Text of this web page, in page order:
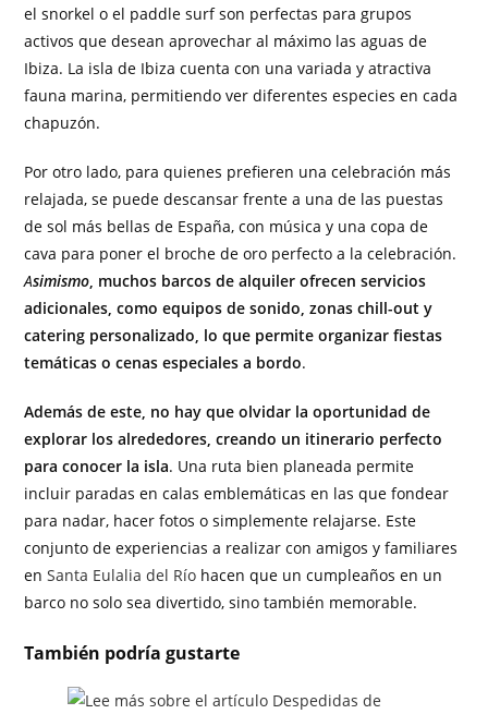
el snorkel o el paddle surf son perfectas para grupos
activos que desean aprovechar al máximo las aguas de
Ibiza. La isla de Ibiza cuenta con una variada y atractiva
fauna marina, permitiendo ver diferentes especies en cada
chapuzón.
Por otro lado, para quienes prefieren una celebración más
relajada, se puede descansar frente a una de las puestas
de sol más bellas de España, con música y una copa de
cava para poner el broche de oro perfecto a la celebración.
Asimismo, muchos barcos de alquiler ofrecen servicios
adicionales, como equipos de sonido, zonas chill-out y
catering personalizado, lo que permite organizar fiestas
temáticas o cenas especiales a bordo.
Además de este, no hay que olvidar la oportunidad de
explorar los alrededores, creando un itinerario perfecto
para conocer la isla. Una ruta bien planeada permite
incluir paradas en calas emblemáticas en las que fondear
para nadar, hacer fotos o simplemente relajarse. Este
conjunto de experiencias a realizar con amigos y familiares
enSanta Eulalia del Río hacen que un cumpleaños en un
barco no solo sea divertido, sino también memorable.
También podría gustarte